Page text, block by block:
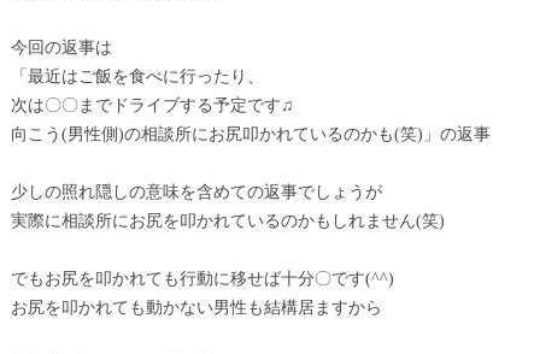
今回の返事は
「最近はご飯を食べに行ったり、
次は〇〇までドライブする予定です♫
向こう(男性側)の相談所にお尻叩かれているのかも(笑)」の返事
少しの照れ隠しの意味を含めての返事でしょうが
実際に相談所にお尻を叩かれているのかもしれません(笑)
でもお尻を叩かれても行動に移せば十分〇です(^^)
お尻を叩かれても動かない男性も結構居ますから